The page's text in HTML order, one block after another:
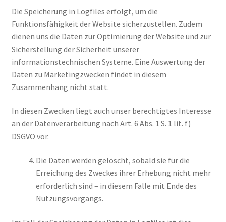
Die Speicherung in Logfiles erfolgt, um die
Funktionsfähigkeit der Website sicherzustellen. Zudem
dienen uns die Daten zur Optimierung der Website und zur
Sicherstellung der Sicherheit unserer
informationstechnischen Systeme. Eine Auswertung der
Daten zu Marketingzwecken findet in diesem
Zusammenhang nicht statt.
In diesen Zwecken liegt auch unser berechtigtes Interesse
an der Datenverarbeitung nach Art. 6 Abs. 1 S. 1 lit. f)
DSGVO vor.
Die Daten werden gelöscht, sobald sie für die
Erreichung des Zweckes ihrer Erhebung nicht mehr
erforderlich sind – in diesem Falle mit Ende des
Nutzungsvorgangs.